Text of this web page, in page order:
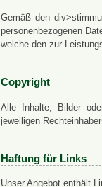
Gemäß den
personenbezogenen
welche den zur
Copyright
Alle Inhalte, Bilder
jeweiligen
Haftung für Links
Unser Angebot enthält